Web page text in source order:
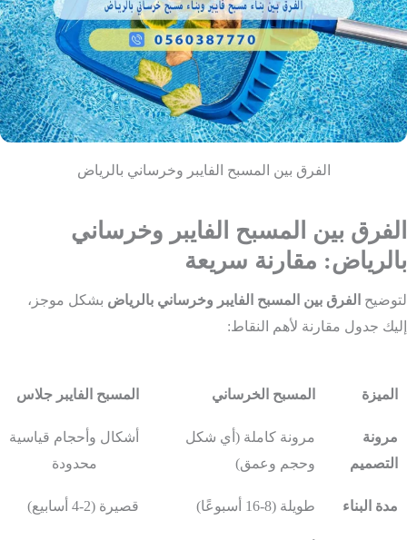
الفرق بين المسبح الفايبر وخرساني بالرياض
الفرق بين المسبح الفايبر وخرساني
بالرياض: مقارنة سريعة
لتوضيح الفرق بين المسبح الفايبر وخرساني بالرياض بشكل موجز،
إليك جدول مقارنة لأهم النقاط:
الميزة المسبح الخرساني المسبح الفايبر جلاس
مرونة
التصميم
مرونة كاملة (أي شكل
وحجم وعمق)
أشكال وأحجام قياسية
محدودة
مدة البناء طويلة (8-16 أسبوعًا) قصيرة (2-4 أسابيع)